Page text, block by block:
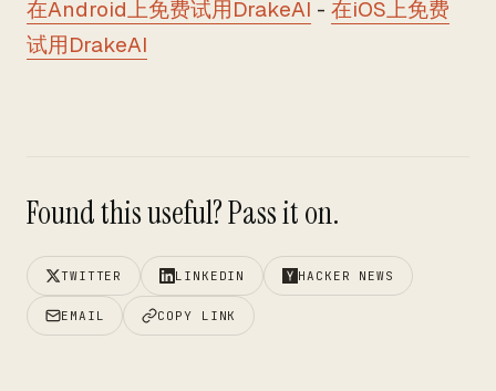
在Android上免费试用DrakeAI - 在iOS上免费
试用DrakeAI
Found this useful? Pass it on.
TWITTER LINKEDIN HACKER NEWS
EMAIL COPY LINK